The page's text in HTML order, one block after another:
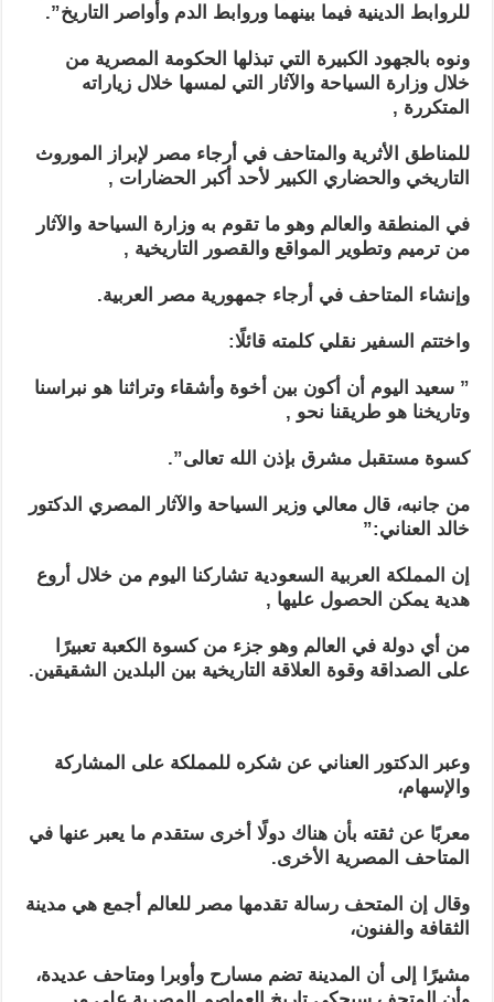
للروابط الدينية فيما بينهما وروابط الدم وأواصر التاريخ”.
ونوه بالجهود الكبيرة التي تبذلها الحكومة المصرية من
خلال وزارة السياحة والآثار التي لمسها خلال زياراته
المتكررة ,
للمناطق الأثرية والمتاحف في أرجاء مصر لإبراز الموروث
التاريخي والحضاري الكبير لأحد أكبر الحضارات ,
في المنطقة والعالم وهو ما تقوم به وزارة السياحة والآثار
من ترميم وتطوير المواقع والقصور التاريخية ,
وإنشاء المتاحف في أرجاء جمهورية مصر العربية.
واختتم السفير نقلي كلمته قائلًا:
” سعيد اليوم أن أكون بين أخوة وأشقاء وتراثنا هو نبراسنا
وتاريخنا هو طريقنا نحو ,
كسوة مستقبل مشرق بإذن الله تعالى”.
من جانبه، قال معالي وزير السياحة والآثار المصري الدكتور
خالد العناني:”
إن المملكة العربية السعودية تشاركنا اليوم من خلال أروع
هدية يمكن الحصول عليها ,
من أي دولة في العالم وهو جزء من كسوة الكعبة تعبيرًا
على الصداقة وقوة العلاقة التاريخية بين البلدين الشقيقين.
وعبر الدكتور العناني عن شكره للمملكة على المشاركة
والإسهام،
معربًا عن ثقته بأن هناك دولًا أخرى ستقدم ما يعبر عنها في
المتاحف المصرية الأخرى.
وقال إن المتحف رسالة تقدمها مصر للعالم أجمع هي مدينة
الثقافة والفنون،
مشيرًا إلى أن المدينة تضم مسارح وأوبرا ومتاحف عديدة،